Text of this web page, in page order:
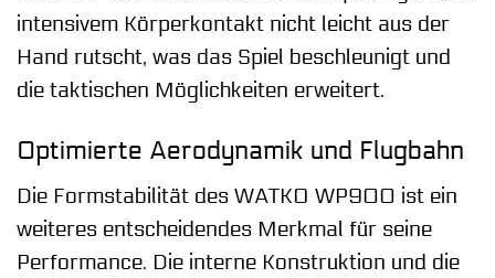
intensivem Körperkontakt nicht leicht aus der
Hand rutscht, was das Spiel beschleunigt und
die taktischen Möglichkeiten erweitert.
Optimierte Aerodynamik und Flugbahn
Die Formstabilität des WATKO WP900 ist ein
weiteres entscheidendes Merkmal für seine
Performance. Die interne Konstruktion und die